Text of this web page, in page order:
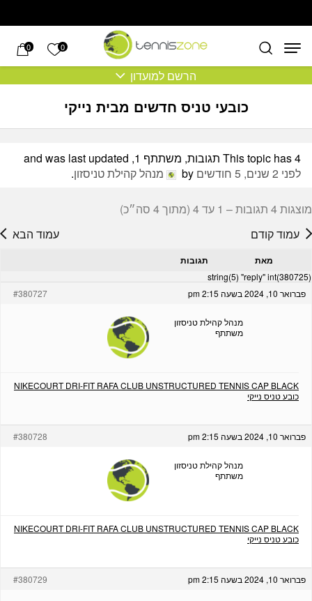
0 הרשימה
0
הרשם למועדון
כובעי טניס חדשים מבית נייקי
This topic has 4 תגובות, משתתף 1, and was last updated
לפני 2 שנים, 5 חודשים
by מנהל קהילת טניסזון.
מוצגות 4 תגובות – 1 עד 4 (מתוך 4 סה״כ)
עמוד קודם
עמוד הבא
מאת תגובות
string(5) "reply" int(380725)
פברואר 10, 2024 בשעה 2:15 pm
#380727
מנהל קהילת טניסזון
משתתף
NIKECOURT DRI-FIT RAFA CLUB UNSTRUCTURED TENNIS CAP BLACK
כובע טניס נייקי
פברואר 10, 2024 בשעה 2:15 pm #380728
מנהל קהילת טניסזון
משתתף
NIKECOURT DRI-FIT RAFA CLUB UNSTRUCTURED TENNIS CAP BLACK
כובע טניס נייקי
פברואר 10, 2024 בשעה 2:15 pm #380729